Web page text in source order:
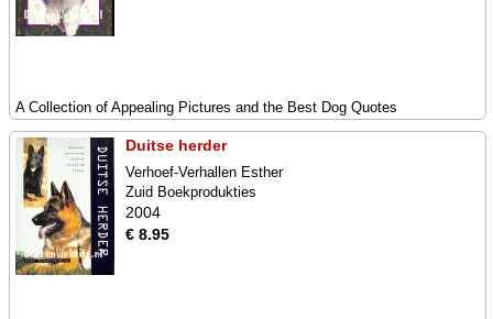
A Collection of Appealing Pictures and the Best Dog Quotes
Duitse herder
Verhoef-Verhallen Esther
Zuid Boekprodukties
2004
€ 8.95